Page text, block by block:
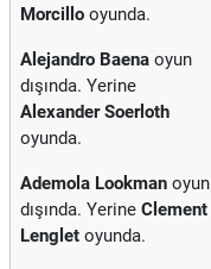
Morcillo oyunda.
Alejandro Baena oyun
dışında. Yerine
Alexander Soerloth
oyunda.
Ademola Lookman oyun
dışında. Yerine Clement
Lenglet oyunda.